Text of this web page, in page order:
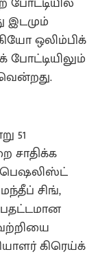
இடமும்
ஒலிம்பிக்
போட்டியிலும்
51
சாதிக்க
சிங்,
கிரெய்க்